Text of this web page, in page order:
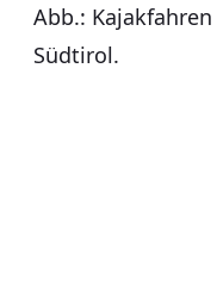
Abb.:
Südtirol.